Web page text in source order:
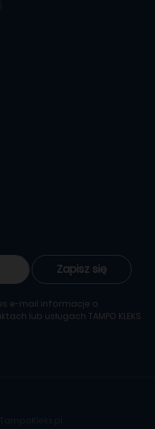
Zapisz się
e-mail informacje o
lub usługach TAMPO KLEKS